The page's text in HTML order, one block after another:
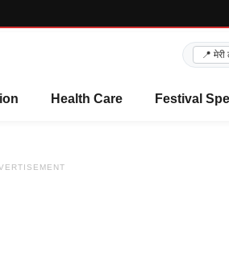
Health Care Festival